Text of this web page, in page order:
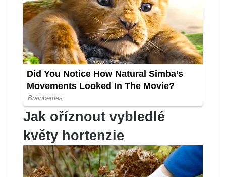
Jak oříznout vybledlé
květy hortenzie